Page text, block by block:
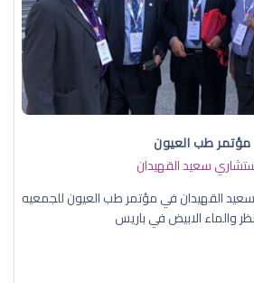
مؤتمر طب العيون
سعيد القهيدان
القهيدان في مؤتمر طب العيون للجمعيه
والماء الابيض في باريس